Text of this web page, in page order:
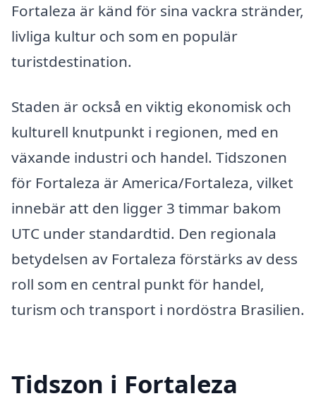
Fortaleza är känd för sina vackra stränder,
livliga kultur och som en populär
turistdestination.
Staden är också en viktig ekonomisk och
kulturell knutpunkt i regionen, med en
växande industri och handel. Tidszonen
för Fortaleza är America/Fortaleza, vilket
innebär att den ligger 3 timmar bakom
UTC under standardtid. Den regionala
betydelsen av Fortaleza förstärks av dess
roll som en central punkt för handel,
turism och transport i nordöstra Brasilien.
Tidszon i Fortaleza